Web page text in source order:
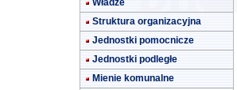
Władze
Struktura organizacyjna
Jednostki pomocnicze
Jednostki podległe
Mienie komunalne